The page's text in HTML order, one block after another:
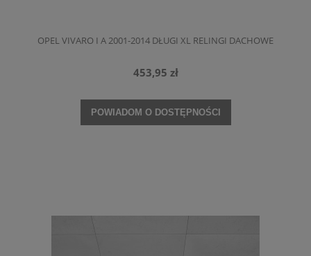
OPEL VIVARO I A 2001-2014 DŁUGI XL RELINGI DACHOWE
453,95 zł
POWIADOM O DOSTĘPNOŚCI